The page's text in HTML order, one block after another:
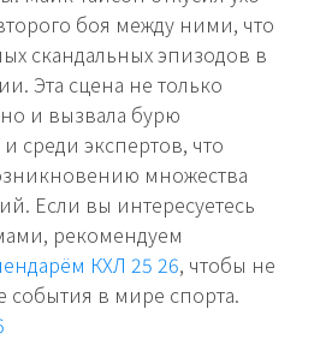
боя между ними, что
скандальных эпизодов в
Эта сцена не только
и вызвала бурю
среди экспертов, что
множества
Если вы интересуетесь
рекомендуем
КХЛ 25 26, чтобы не
события в мире спорта.